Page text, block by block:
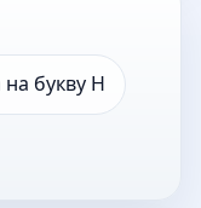
на букву Н